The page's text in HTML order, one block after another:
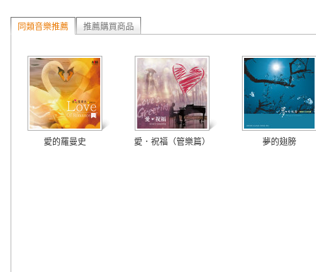
同類音樂推薦 推薦購買商品
愛的羅曼史 愛．祝福（管樂篇） 夢的翅膀